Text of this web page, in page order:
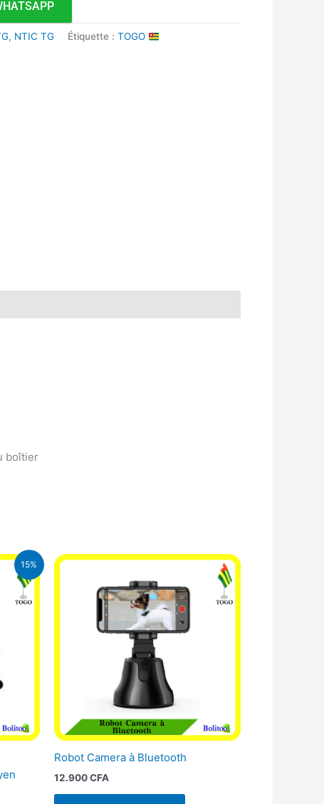
, NTIC TG Étiquette :TOGO
boîtier
15%
Robot Camera à Bluetooth
12.900CFA